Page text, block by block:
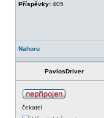
Příspěvky: 405
Nahoru
PavlosDriver
čekatel